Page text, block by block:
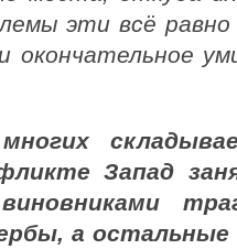
эти всё
окончательное
Запад
а остальные